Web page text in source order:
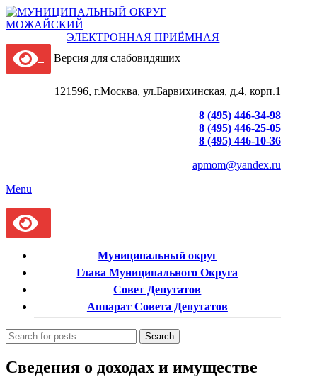
ЭЛЕКТРОННАЯ ПРИЁМНАЯ
Версия для слабовидящих
121596, г.Москва, ул.Барвихинская, д.4, корп.1
8 (495) 446-34-98
8 (495) 446-25-05
8 (495) 446-10-36
apmom@yandex.ru
Menu
Муниципальный округ
Глава Муниципального Округа
Совет Депутатов
Аппарат Совета Депутатов
Search
Сведения о доходах и имуществе